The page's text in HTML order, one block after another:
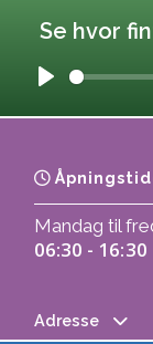
Se hvor
Mandag til
06:30 - 16:30
Adresse